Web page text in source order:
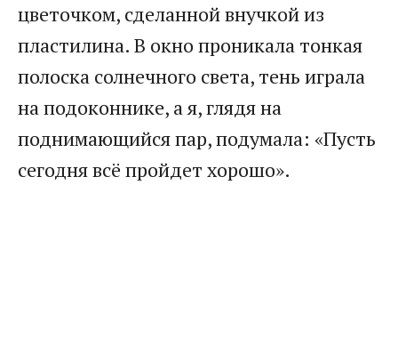
цветочком, сделанной внучкой из
пластилина. В окно проникала тонкая
полоска солнечного света, тень играла
на подоконнике, а я, глядя на
поднимающийся пар, подумала: «Пусть
сегодня всё пройдет хорошо».